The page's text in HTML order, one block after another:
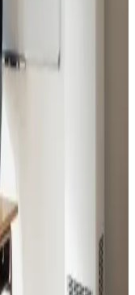
i Helsingør.